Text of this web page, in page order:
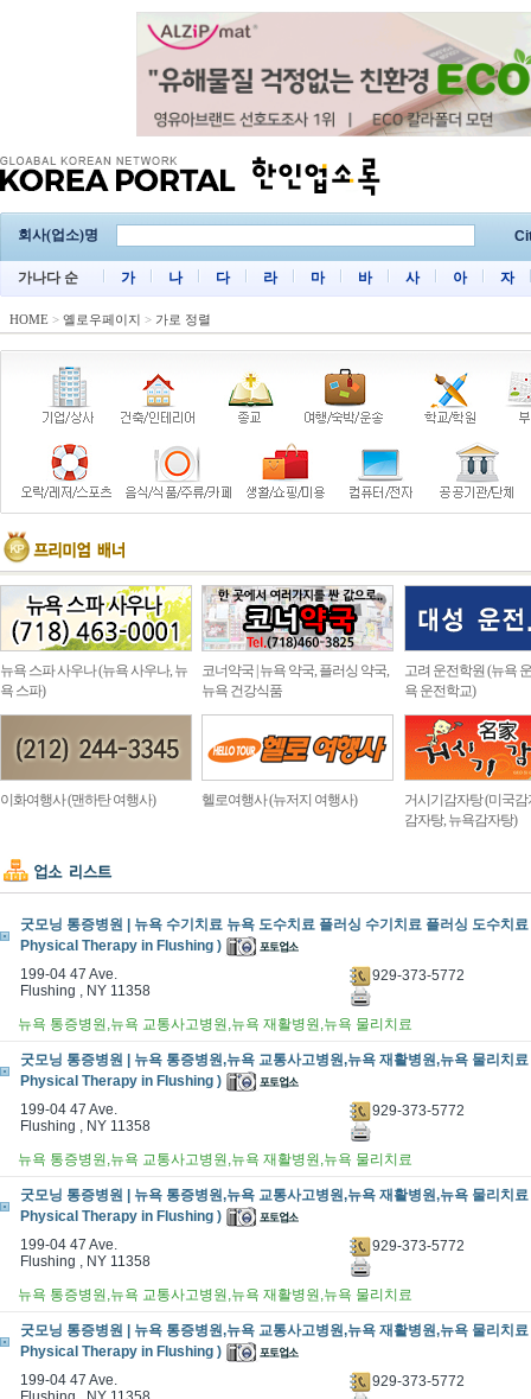
회사(업소)명
가나다 순 가 나 다 라 마 바 사 아 자
HOME > 옐로우페이지 > 가로 정렬
뉴욕 스파 사우나 (뉴욕 사우나, 뉴
욕 스파)
코너약국 | 뉴욕 약국, 플러싱 약국,
뉴욕 건강식품
고려 운전학원 (뉴욕
욕 운전학교)
이화여행사 (맨하탄 여행사) 헬로여행사 (뉴저지 여행사)
거시기감자탕 (미국감
감자탕, 뉴욕감자탕)
굿모닝 통증병원 | 뉴욕 수기치료 뉴욕 도수치료 플러싱 수기치료 플러싱 도수치
Physical Therapy in Flushing )
199-04 47 Ave.
Flushing , NY 11358
929-373-5772
뉴욕 통증병원,뉴욕 교통사고병원,뉴욕 재활병원,뉴욕 물리치료
굿모닝 통증병원 | 뉴욕 통증병원,뉴욕 교통사고병원,뉴욕 재활병원,뉴욕 물리치
Physical Therapy in Flushing )
199-04 47 Ave.
Flushing , NY 11358
929-373-5772
뉴욕 통증병원,뉴욕 교통사고병원,뉴욕 재활병원,뉴욕 물리치료
굿모닝 통증병원 | 뉴욕 통증병원,뉴욕 교통사고병원,뉴욕 재활병원,뉴욕 물리치
Physical Therapy in Flushing )
199-04 47 Ave.
Flushing , NY 11358
929-373-5772
뉴욕 통증병원,뉴욕 교통사고병원,뉴욕 재활병원,뉴욕 물리치료
굿모닝 통증병원 | 뉴욕 통증병원,뉴욕 교통사고병원,뉴욕 재활병원,뉴욕 물리치
Physical Therapy in Flushing )
199-04 47 Ave.
929-373-5772